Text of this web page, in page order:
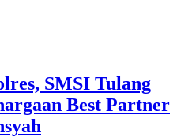
SMSI Tulang
Best Partner